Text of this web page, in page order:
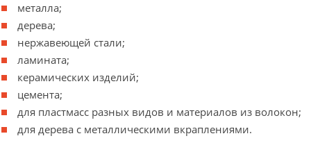
металла;
дерева;
нержавеющей стали;
ламината;
керамических изделий;
цемента;
для пластмасс разных видов и материалов из волокон;
для дерева с металлическими вкраплениями.